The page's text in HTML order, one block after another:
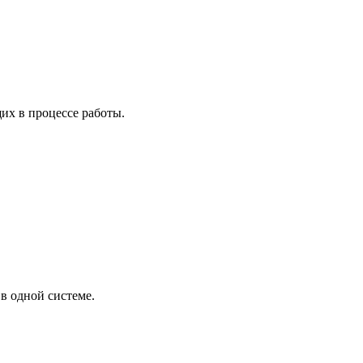
в процессе работы.
одной системе.